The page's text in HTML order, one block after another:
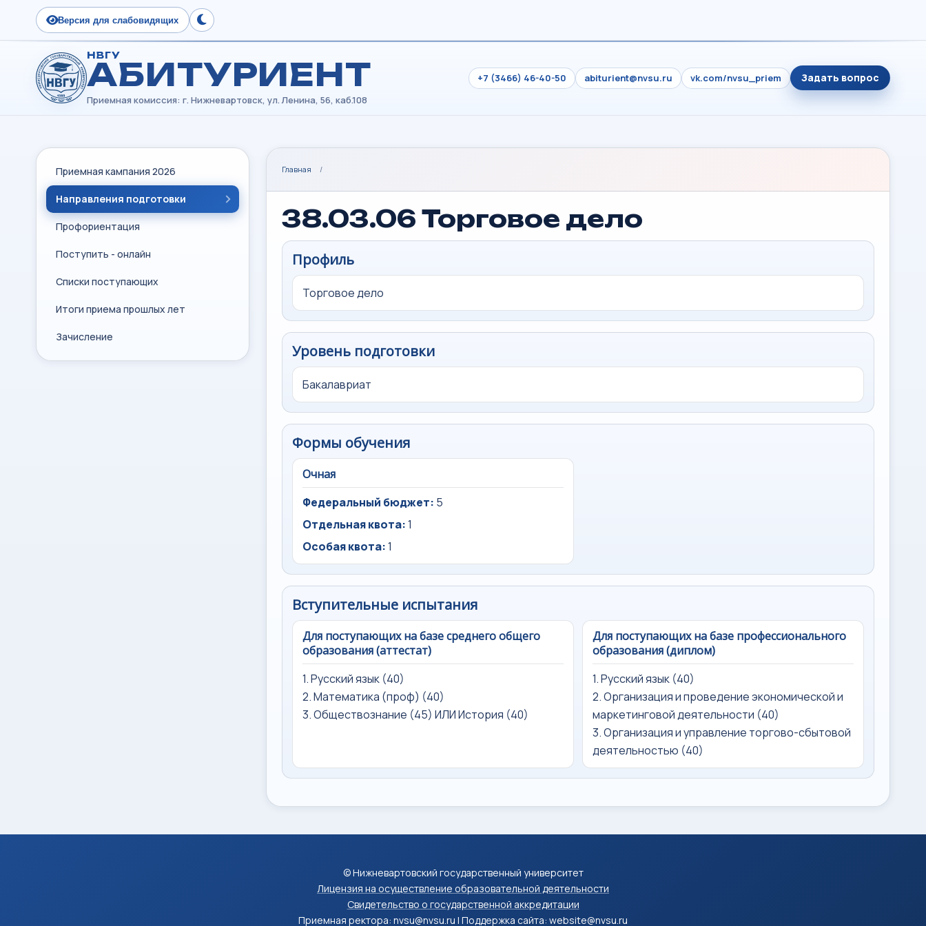
Версия для слабовидящих Сменить тему
НВГУ
АБИТУРИЕНТ +7 (3466) 46-40-50 abiturient@nvsu.ru vk.com/nvsu_priem Задать вопрос
Приемная кампания 2026
Направления подготовки
Профориентация
Поступить - онлайн
Списки поступающих
Итоги приема прошлых лет
Зачисление
Главная /
38.03.06 Торговое дело
Профиль
Торговое дело
Уровень подготовки
Бакалавриат
Формы обучения
Очная
Федеральный бюджет: 5
Отдельная квота:1
Особая квота:1
Вступительные испытания
Для поступающих на базе среднего общего
образования (аттестат)
1. Русский язык (40)
2. Математика (проф) (40)
3. Обществознание (45) ИЛИ История (40)
Для поступающих на базе профессионального
образования (диплом)
1. Русский язык (40)
2. Организация и проведение экономической и
маркетинговой деятельности (40)
3. Организация и управление торгово-сбытовой
деятельностью (40)
© Нижневартовский государственный университет
Лицензия на осуществление образовательной деятельности
Свидетельство о государственной аккредитации
Приемная ректора: nvsu@nvsu.ru | Поддержка сайта: website@nvsu.ru